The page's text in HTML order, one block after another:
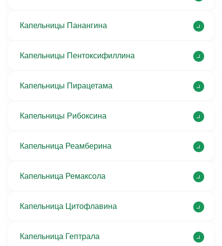
Капельницы Панангина
Капельницы Пентоксифиллина
Капельницы Пирацетама
Капельницы Рибоксина
Капельница Реамберина
Капельница Ремаксола
Капельница Цитофлавина
Капельница Гептрала